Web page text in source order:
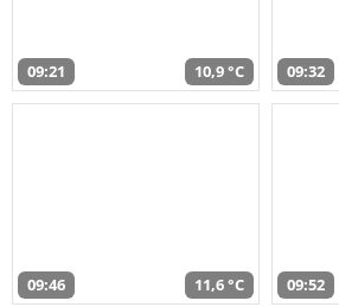
09:21 10,9 °C 09:32
09:46 11,6 °C 09:52